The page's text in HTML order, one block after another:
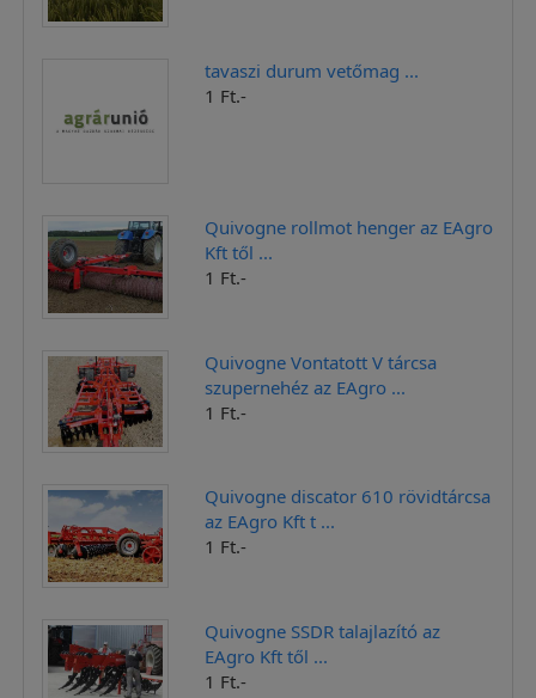
tavaszi durum vetőmag ...
1 Ft.-
Quivogne rollmot henger az EAgro
Kft től ...
1 Ft.-
Quivogne Vontatott V tárcsa
szupernehéz az EAgro ...
1 Ft.-
Quivogne discator 610 rövidtárcsa
az EAgro Kft t ...
1 Ft.-
Quivogne SSDR talajlazító az
EAgro Kft től ...
1 Ft.-